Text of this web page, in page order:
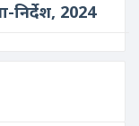
2024